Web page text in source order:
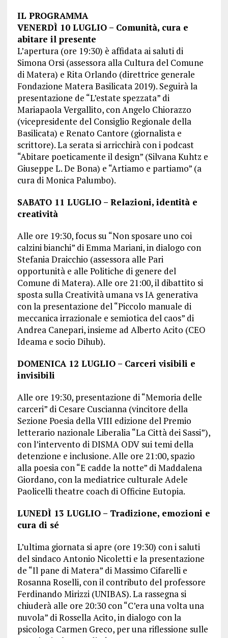
IL PROGRAMMA
VENERDÌ 10 LUGLIO – Comunità, cura e
abitare il presente
L’apertura (ore 19:30) è affidata ai saluti di
Simona Orsi (assessora alla Cultura del Comune
di Matera) e Rita Orlando (direttrice generale
Fondazione Matera Basilicata 2019). Seguirà la
presentazione de “L’estate spezzata” di
Mariapaola Vergallito, con Angelo Chiorazzo
(vicepresidente del Consiglio Regionale della
Basilicata) e Renato Cantore (giornalista e
scrittore). La serata si arricchirà con i podcast
“Abitare poeticamente il design” (Silvana Kuhtz e
Giuseppe L. De Bona) e “Artiamo e partiamo” (a
cura di Monica Palumbo).
SABATO 11 LUGLIO – Relazioni, identità e
creatività
Alle ore 19:30, focus su “Non sposare uno coi
calzini bianchi” di Emma Mariani, in dialogo con
Stefania Draicchio (assessora alle Pari
opportunità e alle Politiche di genere del
Comune di Matera). Alle ore 21:00, il dibattito si
sposta sulla Creatività umana vs IA generativa
con la presentazione del “Piccolo manuale di
meccanica irrazionale e semiotica del caos” di
Andrea Canepari, insieme ad Alberto Acito (CEO
Ideama e socio Dihub).
DOMENICA 12 LUGLIO – Carceri visibili e
invisibili
Alle ore 19:30, presentazione di “Memoria delle
carceri” di Cesare Cuscianna (vincitore della
Sezione Poesia della VIII edizione del Premio
letterario nazionale Liberalia “La Città dei Sassi”),
con l’intervento di DISMA ODV sui temi della
detenzione e inclusione. Alle ore 21:00, spazio
alla poesia con “E cadde la notte” di Maddalena
Giordano, con la mediatrice culturale Adele
Paolicelli theatre coach di Officine Eutopia.
LUNEDÌ 13 LUGLIO – Tradizione, emozioni e
cura di sé
L’ultima giornata si apre (ore 19:30) con i saluti
del sindaco Antonio Nicoletti e la presentazione
de “Il pane di Matera” di Massimo Cifarelli e
Rosanna Roselli, con il contributo del professore
Ferdinando Mirizzi (UNIBAS). La rassegna si
chiuderà alle ore 20:30 con “C’era una volta una
nuvola” di Rossella Acito, in dialogo con la
psicologa Carmen Greco, per una riflessione sulle